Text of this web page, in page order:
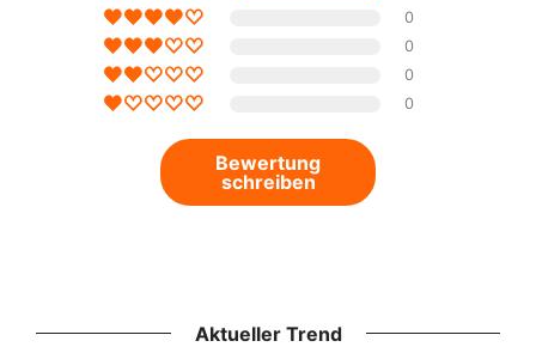
0
0
0
0
Bewertung
schreiben
Aktueller Trend